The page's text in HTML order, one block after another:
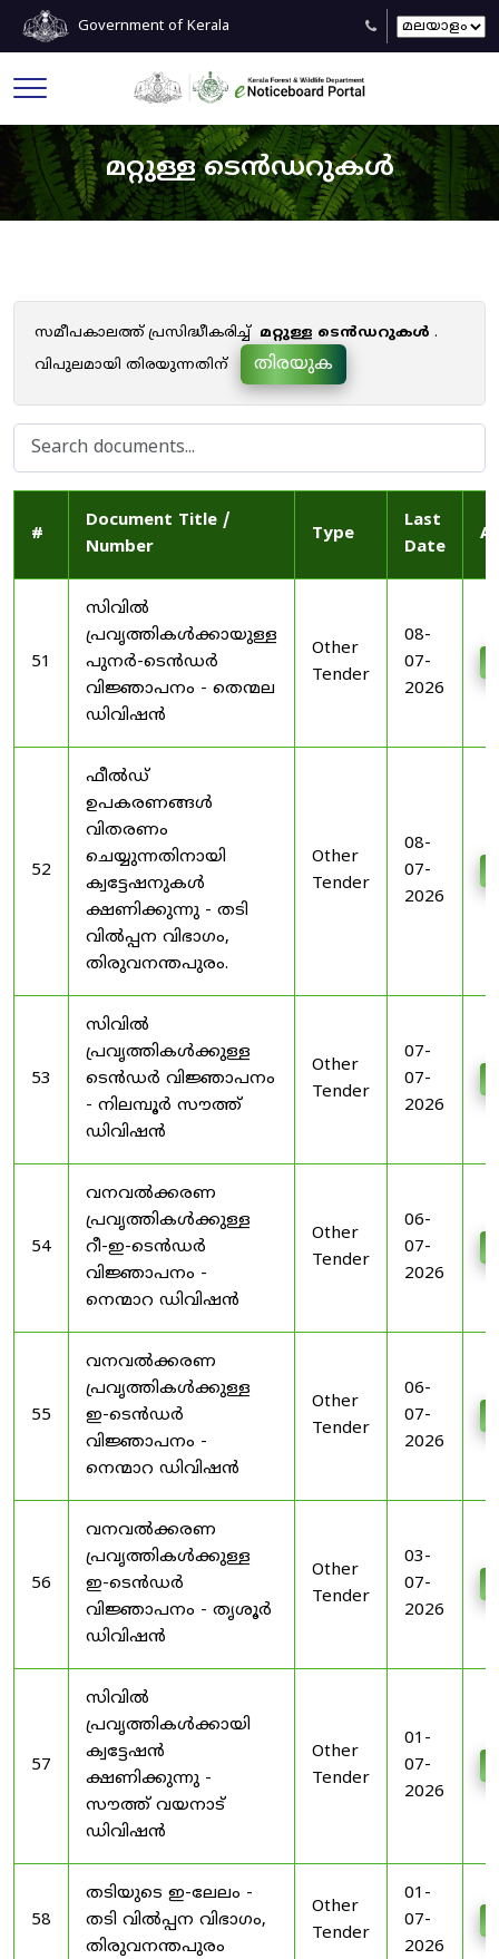
Government of Kerala
മറ്റുള്ള ടെൻഡറുകൾ
സമീപകാലത്ത് പ്രസിദ്ധീകരിച്ച് മറ്റുള്ള ടെൻഡറുകൾ .
വിപുലമായി തിരയുന്നതിന്
തിരയുക
#
Document Title /
Number
Type
Last
Date
51
സിവിൽ
പ്രവൃത്തികൾക്കായുള്ള
പുനർ-ടെൻഡർ
വിജ്ഞാപനം - തെന്മല
ഡിവിഷൻ
Other
Tender
08-
07-
2026
52
ഫീൽഡ്
ഉപകരണങ്ങൾ
വിതരണം
ചെയ്യുന്നതിനായി
ക്വട്ടേഷനുകൾ
ക്ഷണിക്കുന്നു - തടി
വിൽപ്പന വിഭാഗം,
തിരുവനന്തപുരം.
Other
Tender
08-
07-
2026
53
സിവിൽ
പ്രവൃത്തികൾക്കുള്ള
ടെൻഡർ വിജ്ഞാപനം
- നിലമ്പൂർ സൗത്ത്
ഡിവിഷൻ
Other
Tender
07-
07-
2026
54
വനവൽക്കരണ
പ്രവൃത്തികൾക്കുള്ള
റീ-ഇ-ടെൻഡർ
വിജ്ഞാപനം -
നെന്മാറ ഡിവിഷൻ
Other
Tender
06-
07-
2026
55
വനവൽക്കരണ
പ്രവൃത്തികൾക്കുള്ള
ഇ-ടെൻഡർ
വിജ്ഞാപനം -
നെന്മാറ ഡിവിഷൻ
Other
Tender
06-
07-
2026
56
വനവൽക്കരണ
പ്രവൃത്തികൾക്കുള്ള
ഇ-ടെൻഡർ
വിജ്ഞാപനം - തൃശൂർ
ഡിവിഷൻ
Other
Tender
03-
07-
2026
57
സിവിൽ
പ്രവൃത്തികൾക്കായി
ക്വട്ടേഷൻ
ക്ഷണിക്കുന്നു -
സൗത്ത് വയനാട്
ഡിവിഷൻ
Other
Tender
01-
07-
2026
58
തടിയുടെ ഇ-ലേലം -
തടി വിൽപ്പന വിഭാഗം,
തിരുവനന്തപുരം
Other
Tender
01-
07-
2026